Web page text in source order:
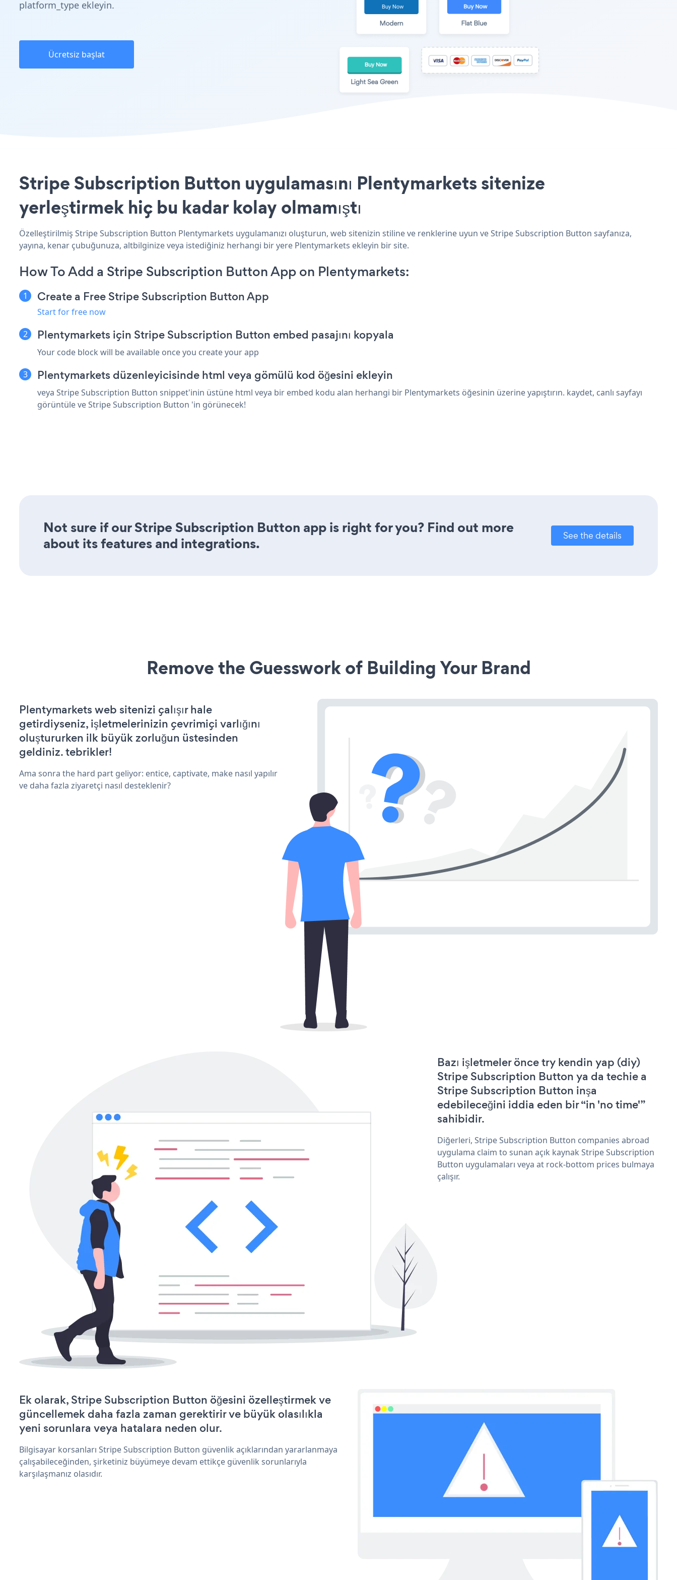
platform_type ekleyin.
Ücretsiz başlat
Stripe Subscription Button uygulamasını Plentymarkets sitenize
yerleştirmek hiç bu kadar kolay olmamıştı
Özelleştirilmiş Stripe Subscription Button Plentymarkets uygulamanızı oluşturun, web sitenizin stiline ve renklerine uyun ve Stripe Subscription Button sayfanıza,
yayına, kenar çubuğunuza, altbilginize veya istediğiniz herhangi bir yere Plentymarkets ekleyin bir site.
How To Add a Stripe Subscription Button App on Plentymarkets:
Create a Free Stripe Subscription Button App
Start for free now
Plentymarkets için Stripe Subscription Button embed pasajını kopyala
Your code block will be available once you create your app
Plentymarkets düzenleyicisinde html veya gömülü kod öğesini ekleyin
veya Stripe Subscription Button snippet'inin üstüne html veya bir embed kodu alan herhangi bir Plentymarkets öğesinin üzerine yapıştırın. kaydet, canlı sayfayı
görüntüle ve Stripe Subscription Button 'in görünecek!
Not sure if our Stripe Subscription Button app is right for you? Find out more
about its features and integrations.
See the details
Remove the Guesswork of Building Your Brand
Plentymarkets web sitenizi çalışır hale
getirdiyseniz, işletmelerinizin çevrimiçi varlığını
oluştururken ilk büyük zorluğun üstesinden
geldiniz. tebrikler!
Ama sonra the hard part geliyor: entice, captivate, make nasıl yapılır
ve daha fazla ziyaretçi nasıl desteklenir?
Bazı işletmeler önce try kendin yap (diy)
Stripe Subscription Button ya da techie a
Stripe Subscription Button inşa
edebileceğini iddia eden bir “in 'no time'”
sahibidir.
Diğerleri, Stripe Subscription Button companies abroad
uygulama claim to sunan açık kaynak Stripe Subscription
Button uygulamaları veya at rock-bottom prices bulmaya
çalışır.
Ek olarak, Stripe Subscription Button öğesini özelleştirmek ve
güncellemek daha fazla zaman gerektirir ve büyük olasılıkla
yeni sorunlara veya hatalara neden olur.
Bilgisayar korsanları Stripe Subscription Button güvenlik açıklarından yararlanmaya
çalışabileceğinden, şirketiniz büyümeye devam ettikçe güvenlik sorunlarıyla
karşılaşmanız olasıdır.